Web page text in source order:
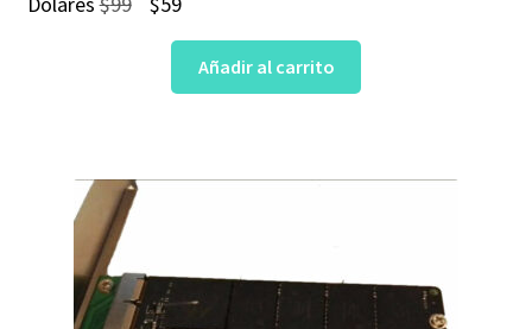
precio
original
precio
actual
Añadir al carrito